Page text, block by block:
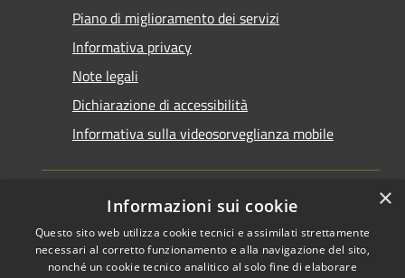
Piano di miglioramento dei servizi
Informativa privacy
Note legali
Dichiarazione di accessibilità
Informativa sulla videosorveglianza mobile
RSS
Accessibilità
Copyright © 2026 • Comune di
Taranto • Powered by
×
Informazioni sui cookie
Questo sito web utilizza cookie tecnici e assimilati strettamente
necessari al corretto funzionamento e alla navigazione del sito,
nonché un cookie tecnico analitico al solo fine di elaborare